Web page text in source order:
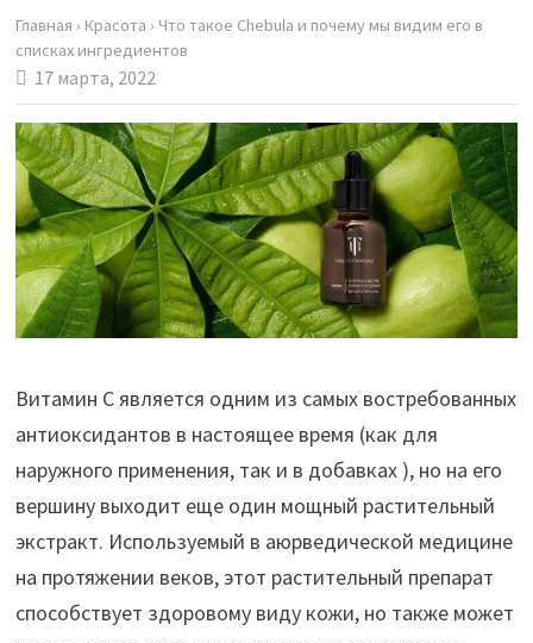
Главная › Красота › Что такое Chebula и почему мы видим его в
списках ингредиентов
17 марта, 2022
Витамин С является одним из самых востребованных
антиоксидантов в настоящее время (как для
наружного применения, так и в добавках ), но на его
вершину выходит еще один мощный растительный
экстракт. Используемый в аюрведической медицине
на протяжении веков, этот растительный препарат
способствует здоровому виду кожи, но также может